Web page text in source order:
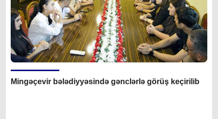
Mingəçevir bələdiyyəsində gənclərlə görüş keçirilib